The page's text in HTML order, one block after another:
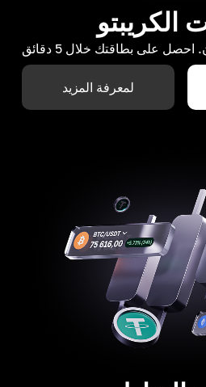
الكريبتو
على بطاقتك خلال 5 دقائق
لمعرفة المزيد